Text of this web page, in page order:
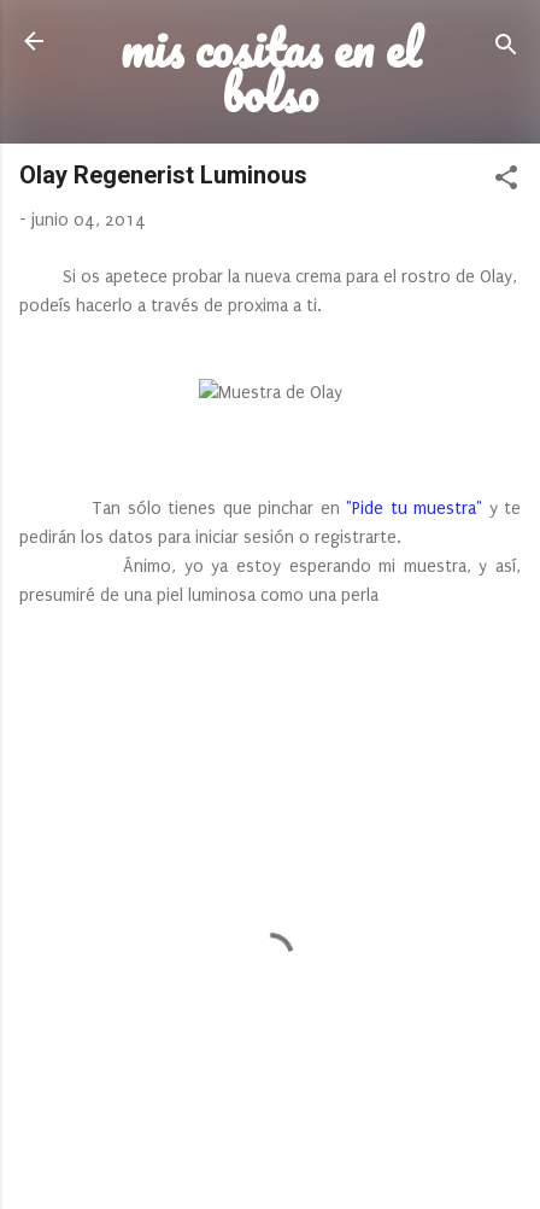
Ir al contenido principal
mis cositas en el
bolso
Olay Regenerist Luminous
- junio 04, 2014
Si os apetece probar la nueva crema para el rostro de Olay,
podeís hacerlo a través de proxima a ti.
Tan sólo tienes que pinchar en"Pide tu muestra" y te
pedirán los datos para iniciar sesión o registrarte.
Ánimo, yo ya estoy esperando mi muestra, y así,
presumiré de una piel luminosa como una perla